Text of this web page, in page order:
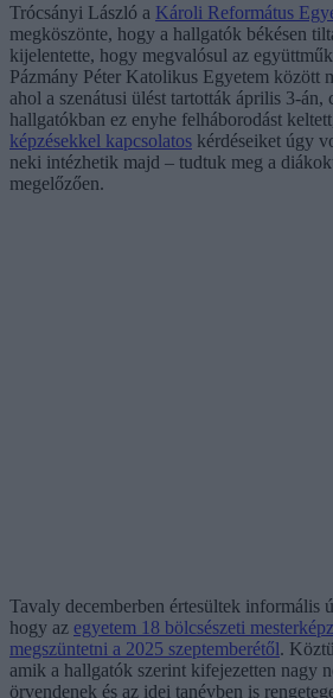
Trócsányi László a Károli Református
megköszönte, hogy a hallgatók békésen
kijelentette, hogy megvalósul az
Pázmány Péter Katolikus Egyetem között
ahol a szenátusi ülést tartották április 3-án,
hallgatókban ez enyhe felháborodást
képzésekkel kapcsolatos kérdéseiket úgy
neki intézhetik majd – tudtuk meg a
megelőzően.
Tavaly decemberben értesültek informális
hogy az egyetem 18 bölcsészeti
megszüntetni a 2025 szeptemberétől.
amik a hallgatók szerint kifejezetten nagy
örvendenek és az idei tanévben is